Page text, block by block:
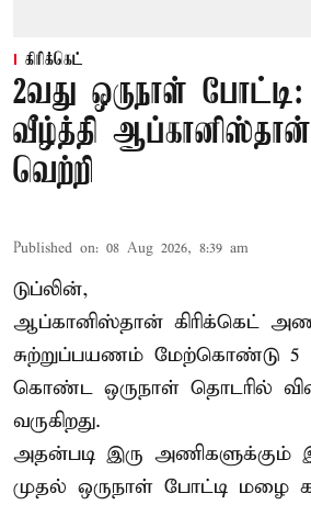
கிரிக்கெட்
2வது ஒருநாள்
வீழ்த்தி
வெற்றி
Published on: 08 Aug 2026, 8:39 am
டுப்லின்,
ஆப்கானிஸ்தான் கிரிக்கெட்
சுற்றுப்பயணம் மேற்கொண்டு 5
கொண்ட ஒருநாள் தொடரில்
வருகிறது.
அதன்படி இரு
முதல் ஒருநாள் போட்டி மழை